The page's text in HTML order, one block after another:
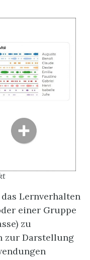
Lernverhalten
einer Gruppe
zu
zur Darstellung